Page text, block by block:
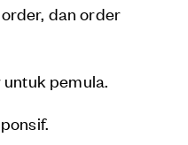
dan order
pemula.